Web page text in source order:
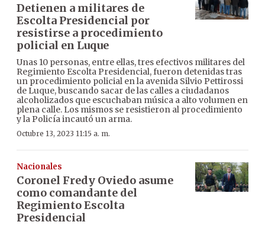
Detienen a militares de
Escolta Presidencial por
resistirse a procedimiento
policial en Luque
Unas 10 personas, entre ellas, tres efectivos militares del
Regimiento Escolta Presidencial, fueron detenidas tras
un procedimiento policial en la avenida Silvio Pettirossi
de Luque, buscando sacar de las calles a ciudadanos
alcoholizados que escuchaban música a alto volumen en
plena calle. Los mismos se resistieron al procedimiento
y la Policía incautó un arma.
Octubre 13, 2023 11:15 a. m.
Nacionales
Coronel Fredy Oviedo asume
como comandante del
Regimiento Escolta
Presidencial